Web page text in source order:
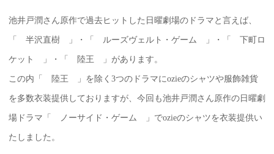
池井戸潤さん原作で過去ヒットした日曜劇場のドラマと言えば、
「 半沢直樹 」・「 ルーズヴェルト・ゲーム 」・「 下町ロ
ケット 」・「 陸王 」があります。
この内「 陸王 」を除く3つのドラマにozieのシャツや服飾雑貨
を多数衣装提供しておりますが、今回も池井戸潤さん原作の日曜劇
場ドラマ「 ノーサイド・ゲーム 」でozieのシャツを衣装提供い
たしました。